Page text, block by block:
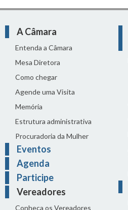
A Câmara
Entenda a Câmara
Mesa Diretora
Como chegar
Agende uma Visita
Memória
Estrutura administrativa
Procuradoria da Mulher
Eventos
Agenda
Participe
Vereadores
Conheça os Vereadores